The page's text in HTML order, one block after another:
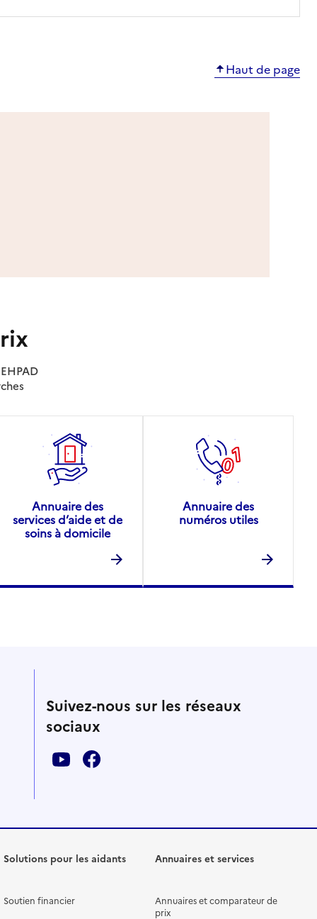
Haut de page
Annuaire des
services d’aide et de
soins à domicile
Annuaire des
numéros utiles
Suivez-nous sur les réseaux
sociaux
Solutions pour les aidants
Soutien financier
Annuaires et services
Annuaires et comparateur de
prix